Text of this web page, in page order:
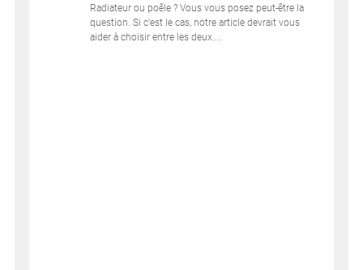
Radiateur ou poêle ? Vous vous posez peut-être la
question. Si c'est le cas, notre article devrait vous
aider à choisir entre les deux....